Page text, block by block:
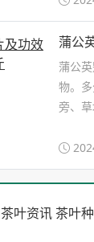
蒲公
蒲公
物。
旁、
茶叶资讯茶叶